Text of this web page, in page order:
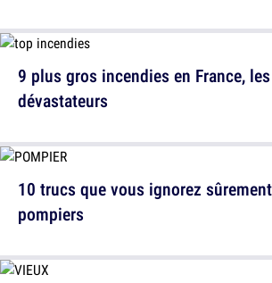
9 plus gros incendies en France,
dévastateurs
10 trucs que vous ignorez
pompiers